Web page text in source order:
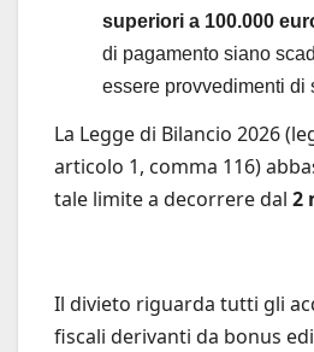
superiori a 100.000
di pagamento siano
essere provvedimenti di
La Legge di Bilancio 2026
articolo 1, comma 116)
tale limite a decorrere dal 2
Il divieto riguarda tutti gli
fiscali derivanti da bonus